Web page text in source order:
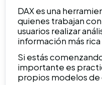
DAX es una
quienes trabajan
usuarios realizar
información más rica
Si estás
importante es
propios modelos de